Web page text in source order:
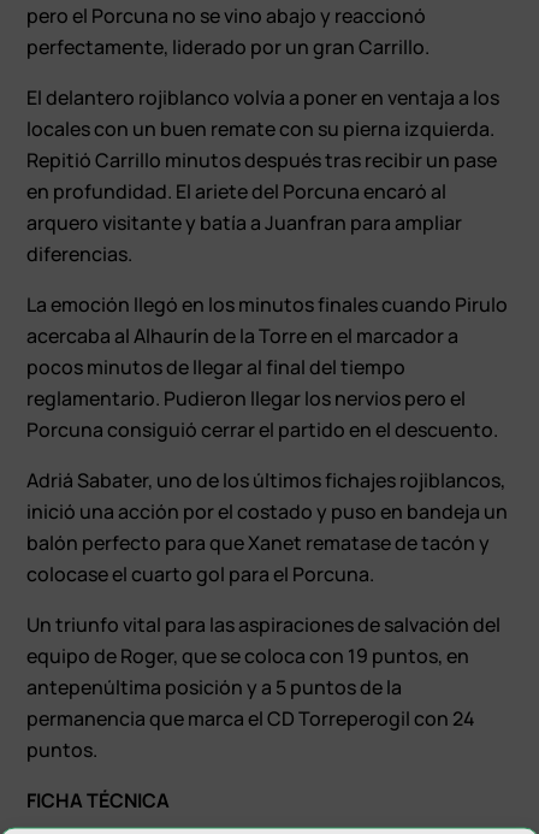
pero el Porcuna no se vino abajo y reaccionó
perfectamente, liderado por un gran Carrillo.
El delantero rojiblanco volvía a poner en ventaja a los
locales con un buen remate con su pierna izquierda.
Repitió Carrillo minutos después tras recibir un pase
en profundidad. El ariete del Porcuna encaró al
arquero visitante y batía a Juanfran para ampliar
diferencias.
La emoción llegó en los minutos finales cuando Pirulo
acercaba al Alhaurín de la Torre en el marcador a
pocos minutos de llegar al final del tiempo
reglamentario. Pudieron llegar los nervios pero el
Porcuna consiguió cerrar el partido en el descuento.
Adriá Sabater, uno de los últimos fichajes rojiblancos,
inició una acción por el costado y puso en bandeja un
balón perfecto para que Xanet rematase de tacón y
colocase el cuarto gol para el Porcuna.
Un triunfo vital para las aspiraciones de salvación del
equipo de Roger, que se coloca con 19 puntos, en
antepenúltima posición y a 5 puntos de la
permanencia que marca el CD Torreperogil con 24
puntos.
FICHA TÉCNICA